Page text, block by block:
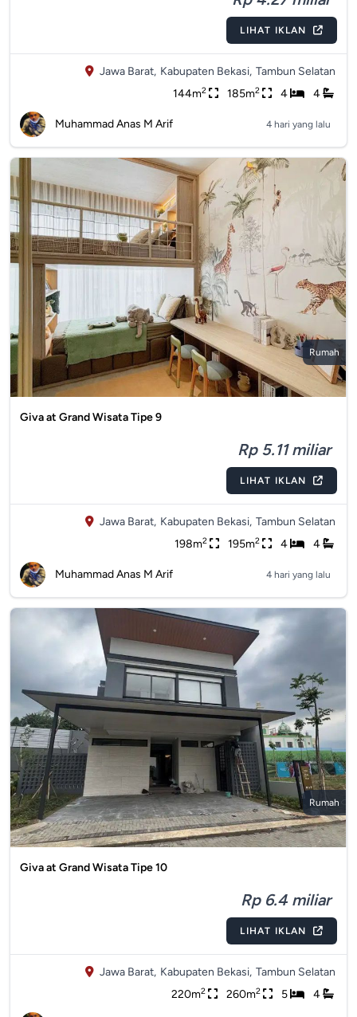
LIHAT IKLAN
Jawa Barat, Kabupaten Bekasi, Tambun Selatan
144m2 185m2 4 4
Muhammad Anas M Arif 4 hari yang lalu
Rumah
Giva at Grand Wisata Tipe 9
Rp 5.11 miliar
LIHAT IKLAN
Jawa Barat, Kabupaten Bekasi, Tambun Selatan
198m2 195m2 4 4
Muhammad Anas M Arif 4 hari yang lalu
Rumah
Giva at Grand Wisata Tipe 10
Rp 6.4 miliar
LIHAT IKLAN
Jawa Barat, Kabupaten Bekasi, Tambun Selatan
220m2 260m2 5 4